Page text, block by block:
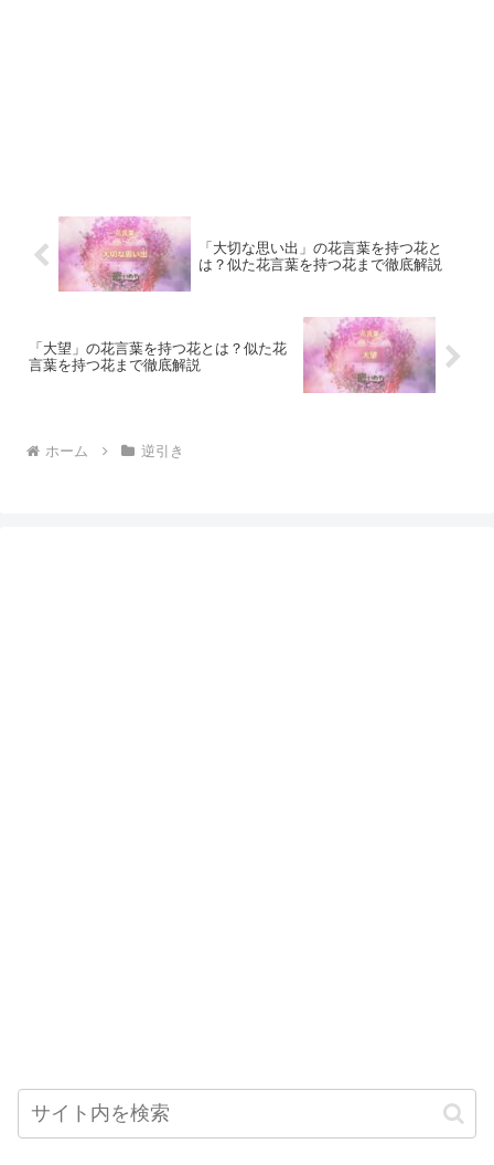
「大切な思い出」の花言葉を持つ花と
は？似た花言葉を持つ花まで徹底解説
「大望」の花言葉を持つ花とは？似た花
言葉を持つ花まで徹底解説
ホーム 逆引き